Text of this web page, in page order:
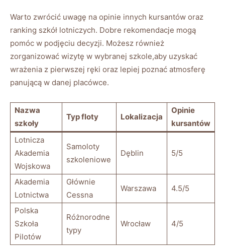
Warto zwrócić uwagę⁢ na opinie innych kursantów oraz
⁣ranking⁣ szkół lotniczych. Dobre rekomendacje mogą
pomóc w podjęciu⁣ decyzji. ⁤Możesz również
zorganizować ⁣wizytę w wybranej szkole,aby uzyskać
wrażenia z pierwszej ręki oraz ‌lepiej poznać atmosferę
panującą w danej placówce.
Nazwa
szkoły
Typ floty Lokalizacja
Opinie
kursantów
Lotnicza
Akademia
Wojskowa
Samoloty
szkoleniowe
Dęblin 5/5
Akademia⁣
Lotnictwa
Głównie
Cessna
Warszawa 4.5/5
Polska
Szkoła ​
Pilotów
Różnorodne
‍typy
Wrocław 4/5